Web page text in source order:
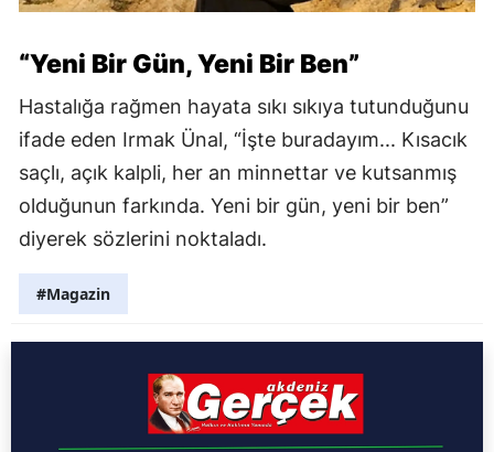
“Yeni Bir Gün, Yeni Bir Ben”
Hastalığa rağmen hayata sıkı sıkıya tutunduğunu
ifade eden Irmak Ünal, “İşte buradayım... Kısacık
saçlı, açık kalpli, her an minnettar ve kutsanmış
olduğunun farkında. Yeni bir gün, yeni bir ben”
diyerek sözlerini noktaladı.
#Magazin